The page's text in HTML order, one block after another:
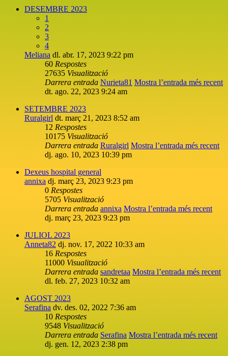
DESEMBRE 2023
1
2
3
4
Meliana dl. abr. 17, 2023 9:22 pm
60 Respostes
27635 Visualització
Darrera entrada Nurieta81 Mostra l’entrada més recent
dt. ago. 22, 2023 9:24 am
SETEMBRE 2023
Ruralgirl dt. març 21, 2023 8:52 am
12 Respostes
10175 Visualització
Darrera entrada Ruralgirl Mostra l’entrada més recent
dj. ago. 10, 2023 10:39 pm
Dexeus hospital general
annixa dj. març 23, 2023 9:23 pm
0 Respostes
5705 Visualització
Darrera entrada annixa Mostra l’entrada més recent
dj. març 23, 2023 9:23 pm
JULIOL 2023
Anneta82 dj. nov. 17, 2022 10:33 am
16 Respostes
11000 Visualització
Darrera entrada sandretaa Mostra l’entrada més recent
dl. feb. 27, 2023 10:32 am
AGOST 2023
Serafina dv. des. 02, 2022 7:36 am
10 Respostes
9548 Visualització
Darrera entrada Serafina Mostra l’entrada més recent
dj. gen. 12, 2023 2:38 pm